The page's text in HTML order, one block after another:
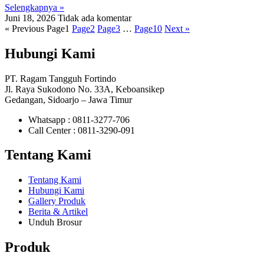
Selengkapnya »
Juni 18, 2026 Tidak ada komentar
« Previous Page1 Page2 Page3 … Page10 Next »
Hubungi Kami
PT. Ragam Tangguh Fortindo
Jl. Raya Sukodono No. 33A, Keboansikep
Gedangan, Sidoarjo – Jawa Timur
Whatsapp : 0811-3277-706
Call Center : 0811-3290-091
Tentang Kami
Tentang Kami
Hubungi Kami
Gallery Produk
Berita & Artikel
Unduh Brosur
Produk